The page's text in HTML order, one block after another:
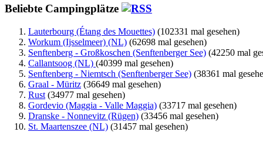
Beliebte Campingplätze
Lauterbourg (Étang des Mouettes) (102331 mal gesehen)
Workum (Ijsselmeer) (NL) (62698 mal gesehen)
Senftenberg - Großkoschen (Senftenberger See) (42250 mal
Callantsoog (NL) (40399 mal gesehen)
Senftenberg - Niemtsch (Senftenberger See) (38361 mal
Graal - Müritz (36649 mal gesehen)
Rust (34977 mal gesehen)
Gordevio (Maggia - Valle Maggia) (33717 mal gesehen)
Dranske - Nonnevitz (Rügen) (33456 mal gesehen)
St. Maartenszee (NL) (31457 mal gesehen)